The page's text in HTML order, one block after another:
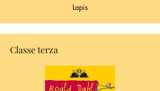
Lapis
Classe terza